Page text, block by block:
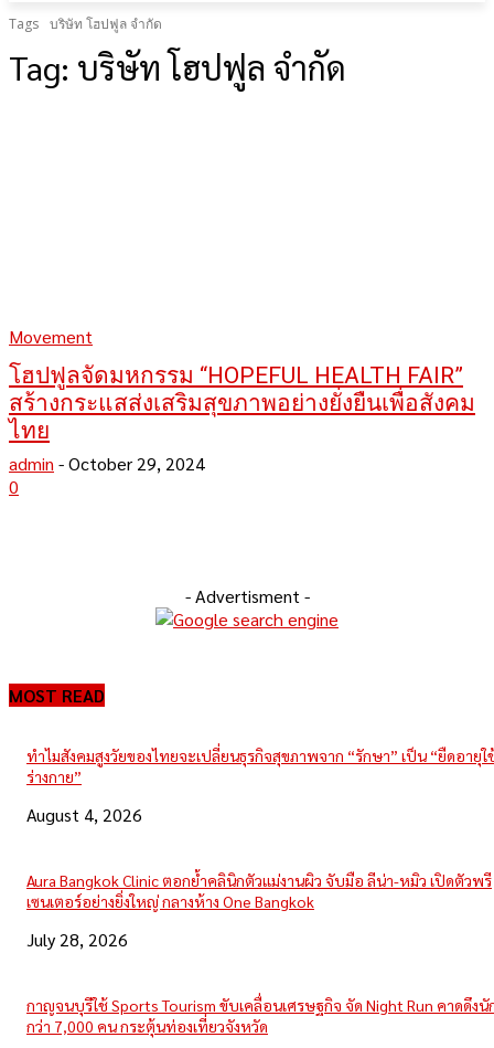
Tags บริษัท โฮปฟูล จำกัด
Tag: บริษัท โฮปฟูล จำกัด
Movement
โฮปฟูลจัดมหกรรม “HOPEFUL HEALTH FAIR”
สร้างกระแสส่งเสริมสุขภาพอย่างยั่งยืนเพื่อสังคม
ไทย
admin -October 29, 2024
0
- Advertisment -
MOST READ
ทำไมสังคมสูงวัยของไทยจะเปลี่ยนธุรกิจสุขภาพจาก “รักษา” เป็น “ยืดอายุใ
ร่างกาย”
August 4, 2026
Aura Bangkok Clinic ตอกย้ำคลินิกตัวแม่งานผิว จับมือ ลีน่า-หมิว เปิดตัวพรี
เซนเตอร์อย่างยิ่งใหญ่ กลางห้าง One Bangkok
July 28, 2026
กาญจนบุรีใช้ Sports Tourism ขับเคลื่อนเศรษฐกิจ จัด Night Run คาดดึงนั
กว่า 7,000 คน กระตุ้นท่องเที่ยวจังหวัด